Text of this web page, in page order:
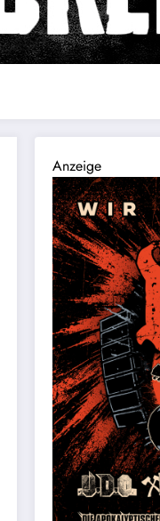
Anzeige